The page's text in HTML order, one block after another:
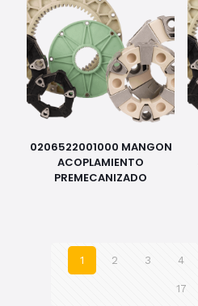
0206522001000 MANGON
ACOPLAMIENTO
PREMECANIZADO
1 2 3 4
17